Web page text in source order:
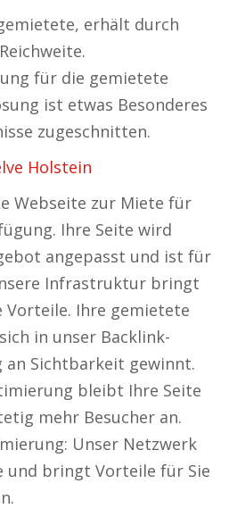
erhält durch
für die gemietete
ist etwas Besonderes
zugeschnitten.
Holstein
Webseite zur Miete für
Ihre Seite wird
angepasst und ist für
Infrastruktur bringt
Vorteile. Ihre gemietete
in unser Backlink-
an Sichtbarkeit gewinnt.
bleibt Ihre Seite
mehr Besucher an.
Unser Netzwerk
und bringt Vorteile für Sie